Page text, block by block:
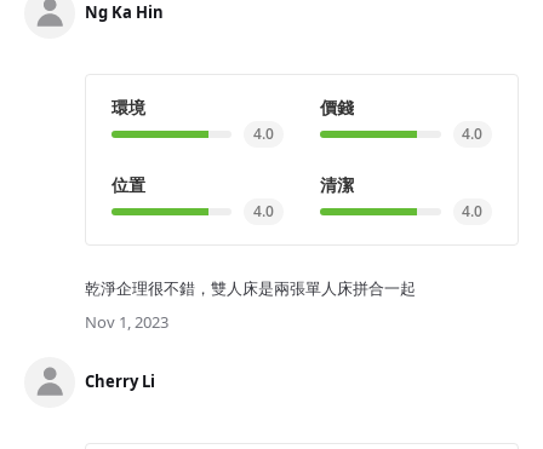
Ng Ka Hin
環境
4.0
價錢
4.0
位置
4.0
清潔
4.0
乾淨企理很不錯，雙人床是兩張單人床拼合一起
Nov 1, 2023
Cherry Li